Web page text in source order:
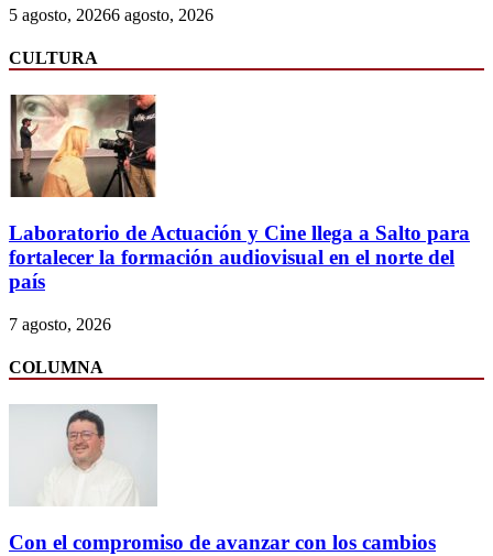
5 agosto, 20266 agosto, 2026
CULTURA
Laboratorio de Actuación y Cine llega a Salto para
fortalecer la formación audiovisual en el norte del
país
7 agosto, 2026
COLUMNA
Con el compromiso de avanzar con los cambios